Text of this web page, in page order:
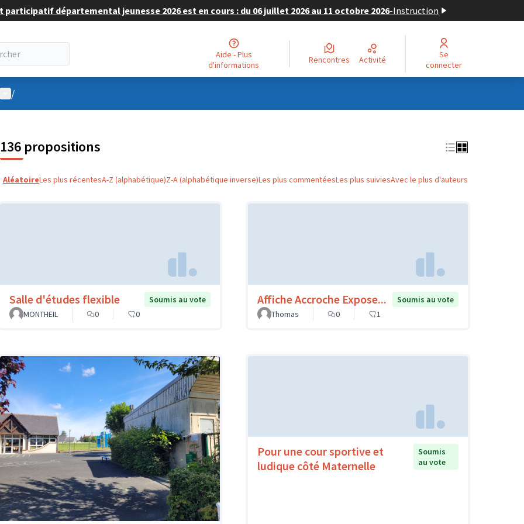
départemental jeunesse 2026 est en cours : du 06 juillet 2026 au 11 octobre 2026-Instruction
Aide - Plus
d'informations
Rencontres Activité
Se
connecter
utilisateur
/
136 propositions
AléatoireLes plus récentesA-Z (alphabétique)Z-A (alphabétique inverse)Les plus commentéesLes plus suiviesAvec le plus d'auteurs
Salle d'études flexible
Soumis au vote
MONTHEIL
0 0
Affiche Accroche Expose...
Soumis au vote
Thomas
0 1
Pour une cour sportive et
ludique côté Maternelle
Soumis
au vote